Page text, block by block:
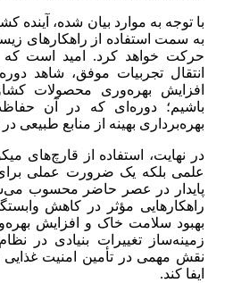
با توجه به موارد بیان شده، آینده
به سمت استفاده از راهکارهای
حرکت خواهد کرد. امید است
انتقال تجربیات موفق، شاهد
افزایش بهره‌وری محصولات
باشیم؛ دوره‌ای که در آن
بهره‌برداری بهینه از منابع طبیعی
در نهایت، استفاده از قارچ‌های
علمی بلکه یک ضرورت عملی
پایدار در عصر حاضر محسوب
راهکارهایی مؤثر در کاهش
بهبود سلامت خاک و افزایش
زمینه‌ساز تغییرات بنیادی در
نقش مهمی در تأمین امنیت
ایفا کند.